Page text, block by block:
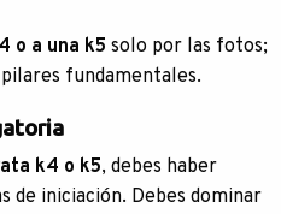
o a una k5 solo por las fotos;
fundamentales.
k4 o k5, debes haber
de iniciación. Debes dominar